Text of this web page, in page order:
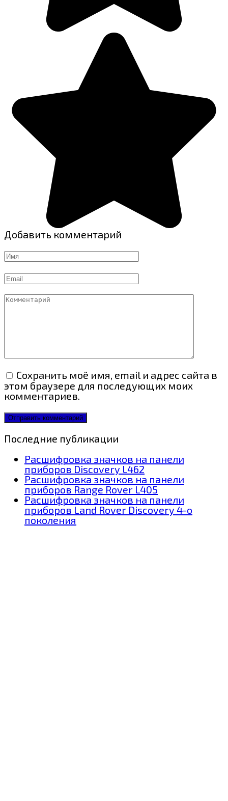
Добавить комментарий
Имя
Email
Комментарий
Сохранить моё имя, email и адрес сайта в
этом браузере для последующих моих
комментариев.
Последние публикации
Расшифровка значков на панели
приборов Discovery L462
Расшифровка значков на панели
приборов Range Rover L405
Расшифровка значков на панели
приборов Land Rover Discovery 4-о
поколения